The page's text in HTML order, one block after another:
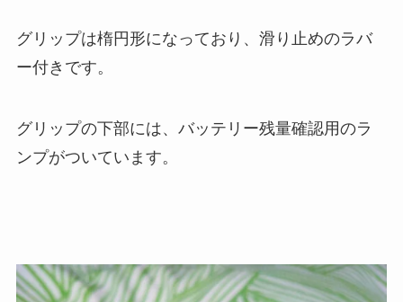
グリップは楕円形になっており、滑り止めのラバ
ー付きです。
グリップの下部には、バッテリー残量確認用のラ
ンプがついています。